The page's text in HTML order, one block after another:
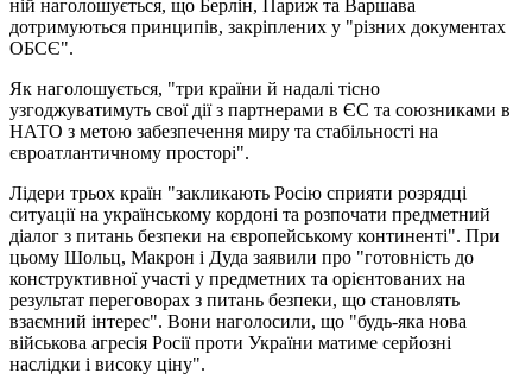
ній наголошується, що Берлін, Париж та Варшава
дотримуються принципів, закріплених у "різних документах
ОБСЄ".
Як наголошується, "три країни й надалі тісно
узгоджуватимуть свої дії з партнерами в ЄС та союзниками в
НАТО з метою забезпечення миру та стабільності на
євроатлантичному просторі".
Лідери трьох країн "закликають Росію сприяти розрядці
ситуації на українському кордоні та розпочати предметний
діалог з питань безпеки на європейському континенті". При
цьому Шольц, Макрон і Дуда заявили про "готовність до
конструктивної участі у предметних та орієнтованих на
результат переговорах з питань безпеки, що становлять
взаємний інтерес". Вони наголосили, що "будь-яка нова
військова агресія Росії проти України матиме серйозні
наслідки і високу ціну".